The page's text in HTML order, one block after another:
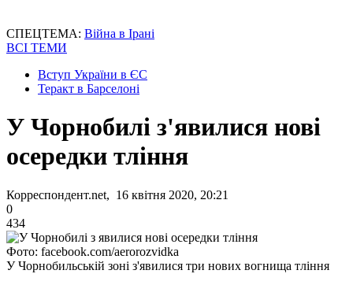
СПЕЦТЕМА: Війна в Ірані
ВСІ ТЕМИ
Вступ України в ЄС
Теракт в Барселоні
У Чорнобилі з'явилися нові
осередки тління
Корреспондент.net, 16 квітня 2020, 20:21
0
434
Фото: facebook.com/aerorozvidka
У Чорнобильській зоні з'явилися три нових вогнища тління